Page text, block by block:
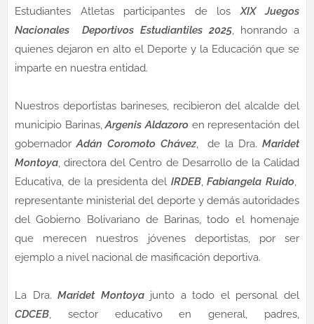
Estudiantes Atletas participantes de losXIX Juegos
Nacionales Deportivos Estudiantiles 2025, honrando a
quienes dejaron en alto el Deporte y la Educación que se
imparte en nuestra entidad.
Nuestros deportistas barineses, recibieron del alcalde del
municipio Barinas,Argenis Aldazoro en representación del
gobernadorAdán Coromoto Chávez, de la Dra. Maridet
Montoya, directora del Centro de Desarrollo de la Calidad
Educativa, de la presidenta del IRDEB,Fabiangela Ruido,
representante ministerial del deporte y demás autoridades
del Gobierno Bolivariano de Barinas, todo el homenaje
que merecen nuestros jóvenes deportistas, por ser
ejemplo a nivel nacional de masificación deportiva.
La Dra.Maridet Montoyajunto a todo el personal del
CDCEB, sector educativo en general, padres,